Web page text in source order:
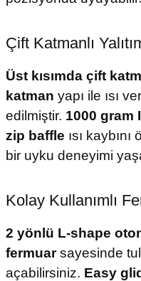
Çift Katmanlı
Üst kısımda çift
katman yapı ile ısı
edilmiştir. 1000 gram
zip baffle ısı
bir uyku deneyimi
Kolay Kullanımlı
2 yönlü L-shape
fermuarsayesinde
açabilirsiniz. Easy